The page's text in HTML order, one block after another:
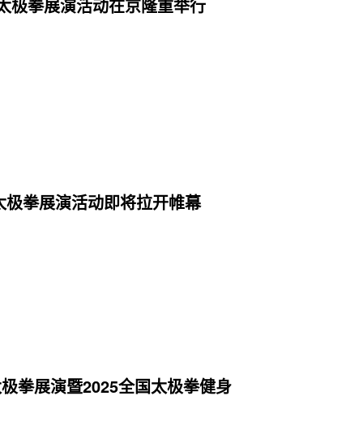
极拳展演活动在京隆重举行
拳展演活动即将拉开帷幕
拳展演暨2025全国太极拳健身